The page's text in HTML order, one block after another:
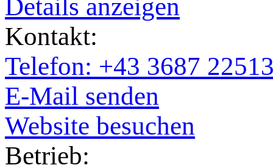
Details anzeigen
Kontakt:
Telefon: +43 3687
E-Mail senden
Website besuchen
Betrieb: